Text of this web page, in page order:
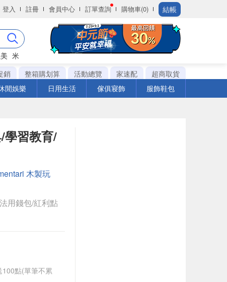
登入 註冊 會員中心 訂單查詢 購物車(0) 結帳
米
銷 整箱購划算 活動總覽 家速配
超商取貨
閒娛樂 日用生活 傢俱寢飾 服飾鞋包
學習教育/
木製玩
用錢包/紅利點
100點(單筆不累